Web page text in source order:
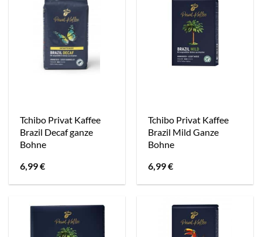
Tchibo Privat Kaffee
Brazil Decaf ganze
Bohne
6,99€
Tchibo Privat Kaffee
Brazil Mild Ganze
Bohne
6,99€